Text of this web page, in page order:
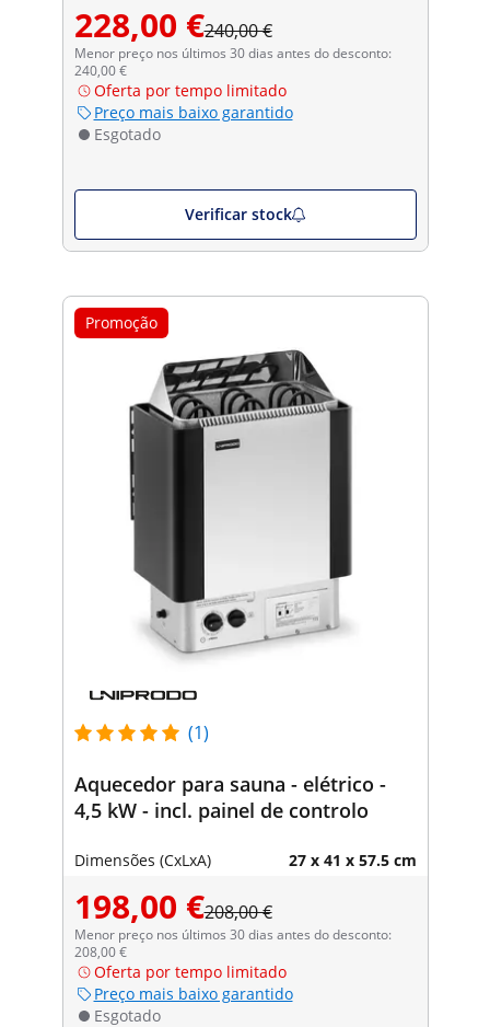
228,00 €240,00 €
Menor preço nos últimos 30 dias antes do desconto:
240,00 €
Oferta por tempo limitado
Preço mais baixo garantido
Esgotado
Verificar stock
Promoção
(1)
Aquecedor para sauna - elétrico -
4,5 kW - incl. painel de controlo
Dimensões (CxLxA) 27 x 41 x 57.5 cm
198,00 €208,00 €
Menor preço nos últimos 30 dias antes do desconto:
208,00 €
Oferta por tempo limitado
Preço mais baixo garantido
Esgotado